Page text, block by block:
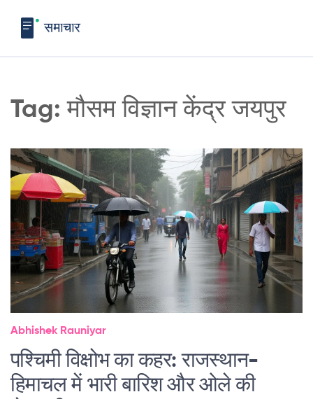
Tag: मौसम विज्ञान केंद्र जयपुर
Abhishek Rauniyar
पश्चिमी विक्षोभ का कहर: राजस्थान-
हिमाचल में भारी बारिश और ओले की